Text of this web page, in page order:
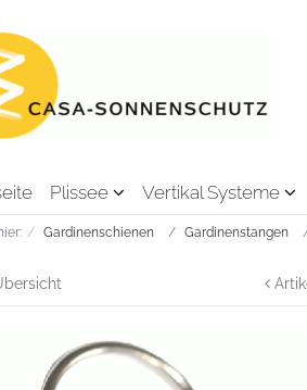
Plissee Vertikal Systeme
Gardinenschienen Gardinenstangen